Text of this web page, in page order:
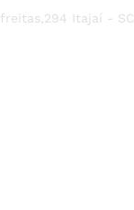
Itajaí - SC